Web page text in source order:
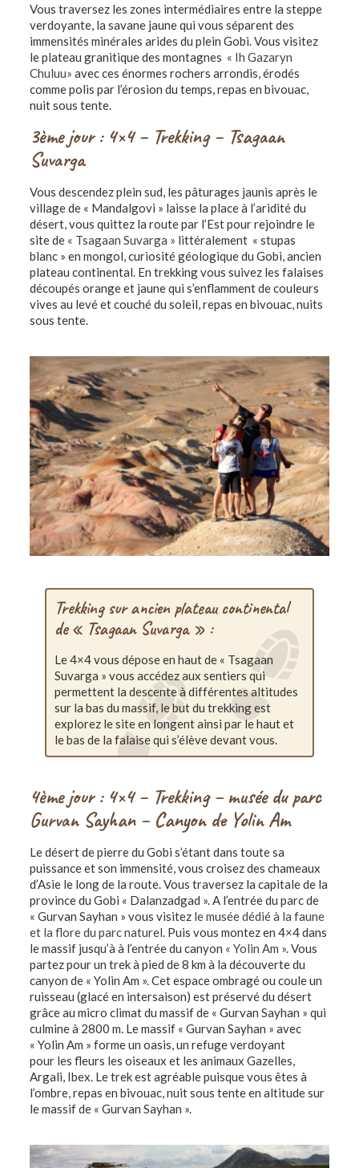
Vous traversez les zones intermédiaires entre la steppe
verdoyante, la savane jaune qui vous séparent des
immensités minérales arides du plein Gobi. Vous visitez
le plateau granitique des montagnes « Ih Gazaryn
Chuluu» avec ces énormes rochers arrondis, érodés
comme polis par l’érosion du temps, repas en bivouac,
nuit sous tente.
3ème jour : 4×4 – Trekking – Tsagaan
Suvarga
Vous descendez plein sud, les pâturages jaunis après le
village de « Mandalgovi » laisse la place à l’aridité du
désert, vous quittez la route par l’Est pour rejoindre le
site de « Tsagaan Suvarga » littéralement « stupas
blanc » en mongol, curiosité géologique du Gobi, ancien
plateau continental. En trekking vous suivez les falaises
découpés orange et jaune qui s’enflamment de couleurs
vives au levé et couché du soleil, repas en bivouac, nuits
sous tente.
Trekking sur ancien plateau continental
de « Tsagaan Suvarga » :
Le 4×4 vous dépose en haut de « Tsagaan
Suvarga » vous accédez aux sentiers qui
permettent la descente à différentes altitudes
sur la bas du massif, le but du trekking est
explorez le site en longent ainsi par le haut et
le bas de la falaise qui s’élève devant vous.
4ème jour : 4×4 – Trekking – musée du parc
Gurvan Sayhan – Canyon de Yolin Am
Le désert de pierre du Gobi s’étant dans toute sa
puissance et son immensité, vous croisez des chameaux
d’Asie le long de la route. Vous traversez la capitale de la
province du Gobi « Dalanzadgad ». A l’entrée du parc de
« Gurvan Sayhan » vous visitez le musée dédié à la faune
et la flore du parc naturel. Puis vous montez en 4×4 dans
le massif jusqu’à à l’entrée du canyon « Yolin Am ». Vous
partez pour un trek à pied de 8 km à la découverte du
canyon de « Yolin Am ». Cet espace ombragé ou coule un
ruisseau (glacé en intersaison) est préservé du désert
grâce au micro climat du massif de « Gurvan Sayhan » qui
culmine à 2800 m. Le massif « Gurvan Sayhan » avec
« Yolin Am » forme un oasis, un refuge verdoyant
pour les fleurs les oiseaux et les animaux Gazelles,
Argali, Ibex. Le trek est agréable puisque vous êtes à
l’ombre, repas en bivouac, nuit sous tente en altitude sur
le massif de « Gurvan Sayhan ».